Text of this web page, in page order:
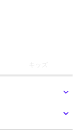
キッズ